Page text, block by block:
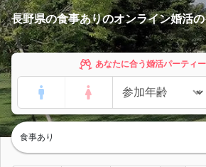
長野県の食事ありのオンライン婚活
あなたに合う婚活パーティ
食事あり